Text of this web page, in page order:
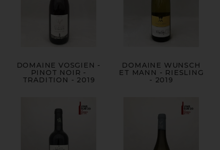
DOMAINE VOSGIEN -
PINOT NOIR -
TRADITION - 2019
DOMAINE WUNSCH
ET MANN - RIESLING
- 2019